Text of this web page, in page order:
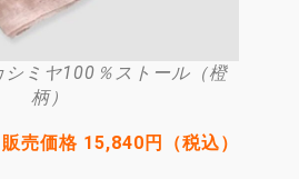
ミヤ100％ストール（橙
柄）
販売価格 15,840円（税込）